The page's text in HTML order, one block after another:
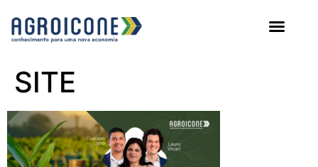
SITE